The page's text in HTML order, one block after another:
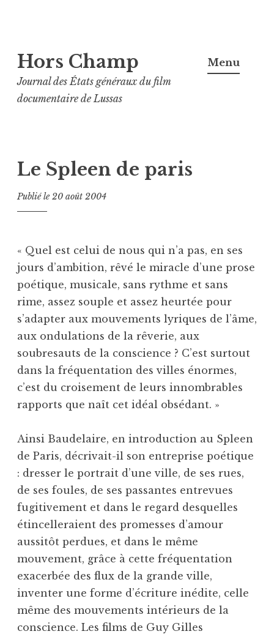
au
contenu
principal
Hors Champ
Journal des États généraux du film
documentaire de Lussas
Menu
Le Spleen de paris
Publié le20 août 2004
« Quel est celui de nous qui n’a pas, en ses
jours d’ambition, rêvé le miracle d’une prose
poétique, musicale, sans rythme et sans
rime, assez souple et assez heurtée pour
s’adapter aux mouvements lyriques de l’âme,
aux ondulations de la rêverie, aux
soubresauts de la conscience ? C’est surtout
dans la fréquentation des villes énormes,
c’est du croisement de leurs innombrables
rapports que naît cet idéal obsédant. »
Ainsi Baudelaire, en introduction au Spleen
de Paris, décrivait-il son entreprise poétique
: dresser le portrait d’une ville, de ses rues,
de ses foules, de ses passantes entrevues
fugitivement et dans le regard desquelles
étincelleraient des promesses d’amour
aussitôt perdues, et dans le même
mouvement, grâce à cette fréquentation
exacerbée des flux de la grande ville,
inventer une forme d’écriture inédite, celle
même des mouvements intérieurs de la
conscience. Les films de Guy Gilles